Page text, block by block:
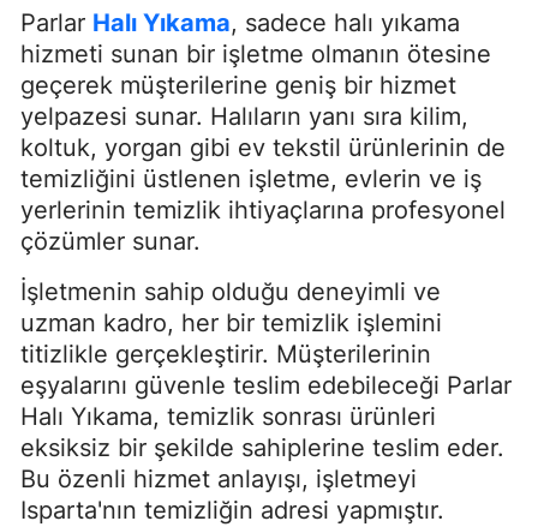
Parlar Halı Yıkama, sadece halı yıkama
hizmeti sunan bir işletme olmanın ötesine
geçerek müşterilerine geniş bir hizmet
yelpazesi sunar. Halıların yanı sıra kilim,
koltuk, yorgan gibi ev tekstil ürünlerinin de
temizliğini üstlenen işletme, evlerin ve iş
yerlerinin temizlik ihtiyaçlarına profesyonel
çözümler sunar.
İşletmenin sahip olduğu deneyimli ve
uzman kadro, her bir temizlik işlemini
titizlikle gerçekleştirir. Müşterilerinin
eşyalarını güvenle teslim edebileceği Parlar
Halı Yıkama, temizlik sonrası ürünleri
eksiksiz bir şekilde sahiplerine teslim eder.
Bu özenli hizmet anlayışı, işletmeyi
Isparta'nın temizliğin adresi yapmıştır.